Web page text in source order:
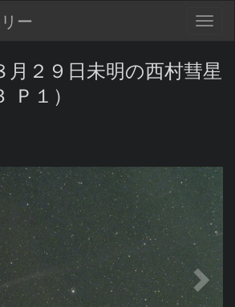
ー
月２９日未明の西村彗星
Ｐ１）